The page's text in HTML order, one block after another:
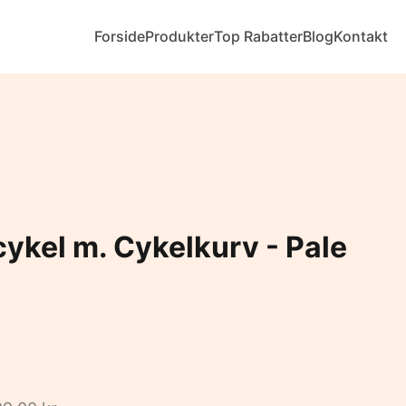
ForsideProdukterTop RabatterBlogKontakt
m. Cykelkurv - Pale